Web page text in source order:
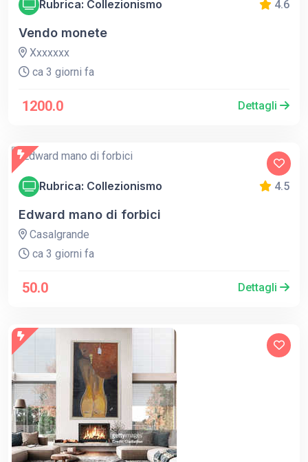
Rubrica: Collezionismo 4.6
Vendo monete
Xxxxxxx
ca 3 giorni fa
1200.0 Dettagli
Rubrica: Collezionismo 4.5
Edward mano di forbici
Casalgrande
ca 3 giorni fa
50.0 Dettagli